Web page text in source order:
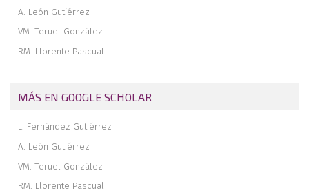
Revista de revistas
A. León Gutiérrez
VM. Teruel González
RM. Llorente Pascual
MÁS EN GOOGLE SCHOLAR
L. Fernández Gutiérrez
A. León Gutiérrez
VM. Teruel González
RM. Llorente Pascual